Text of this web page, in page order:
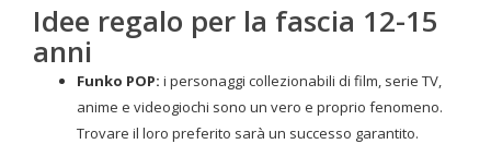
Idee regalo per la fascia 12-15
anni
Funko POP: i personaggi collezionabili di film, serie TV,
anime e videogiochi sono un vero e proprio fenomeno.
Trovare il loro preferito sarà un successo garantito.